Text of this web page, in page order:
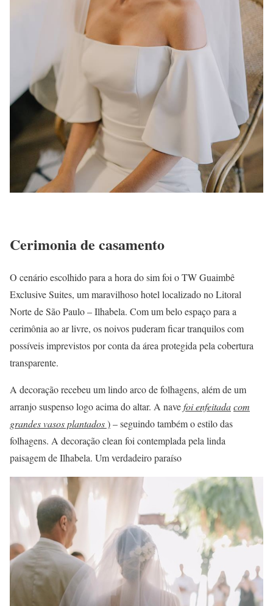
Cerimonia de casamento
O cenário escolhido para a hora do sim foi o TW Guaimbê
Exclusive Suites, um maravilhoso hotel localizado no Litoral
Norte de São Paulo – Ilhabela. Com um belo espaço para a
cerimônia ao ar livre, os noivos puderam ficar tranquilos com
possíveis imprevistos por conta da área protegida pela cobertura
transparente.
A decoração recebeu um lindo arco de folhagens, além de um
arranjo suspenso logo acima do altar. A navefoi enfeitadacom
grandes vasos plantados)– seguindo também o estilo das
folhagens. A decoração clean foi contemplada pela linda
paisagem de Ilhabela. Um verdadeiro paraíso